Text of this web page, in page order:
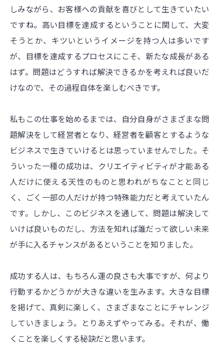
しみながら、お客様への貢献を喜びとして生きていたい
ですね。高い目標を達成するということに関して、大変
そうとか、キツいというイメージを持つ人は多いです
が、目標を達成するプロセスにこそ、新たな成長がある
はず。問題はどうすれば解決できるかを考えれば良いだ
けなので、その過程自体を楽しむべきです。
私もこの仕事を始めるまでは、自分自身がさまざまな問
題解決をして経営者となり、経営者を顧客とするような
ビジネスで生きていけるとは思っていませんでした。そ
ういった一種の成功は、クリエイティビティが才能ある
人だけに使える天性のものと思われがちなことと同じ
く、ごく一部の人だけが持つ特殊能力だと考えていたん
です。しかし、このビジネスを通して、問題は解決して
いけば良いものだし、方法を知れば誰だって欲しい未来
が手に入るチャンスがあるということを知りました。
成功する人は、もちろん運の良さも大事ですが、何より
行動するかどうかが大きな違いを生みます。大きな目標
を掲げて、真剣に楽しく、さまざまなことにチャレンジ
していきましょう。とりあえずやってみる。それが、働
くことを楽しくする秘訣だと思います。